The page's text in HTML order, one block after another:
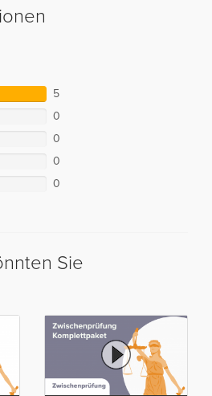
5
0
0
0
0
Sie